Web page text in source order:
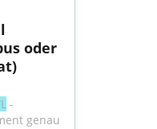
oder
-
genau